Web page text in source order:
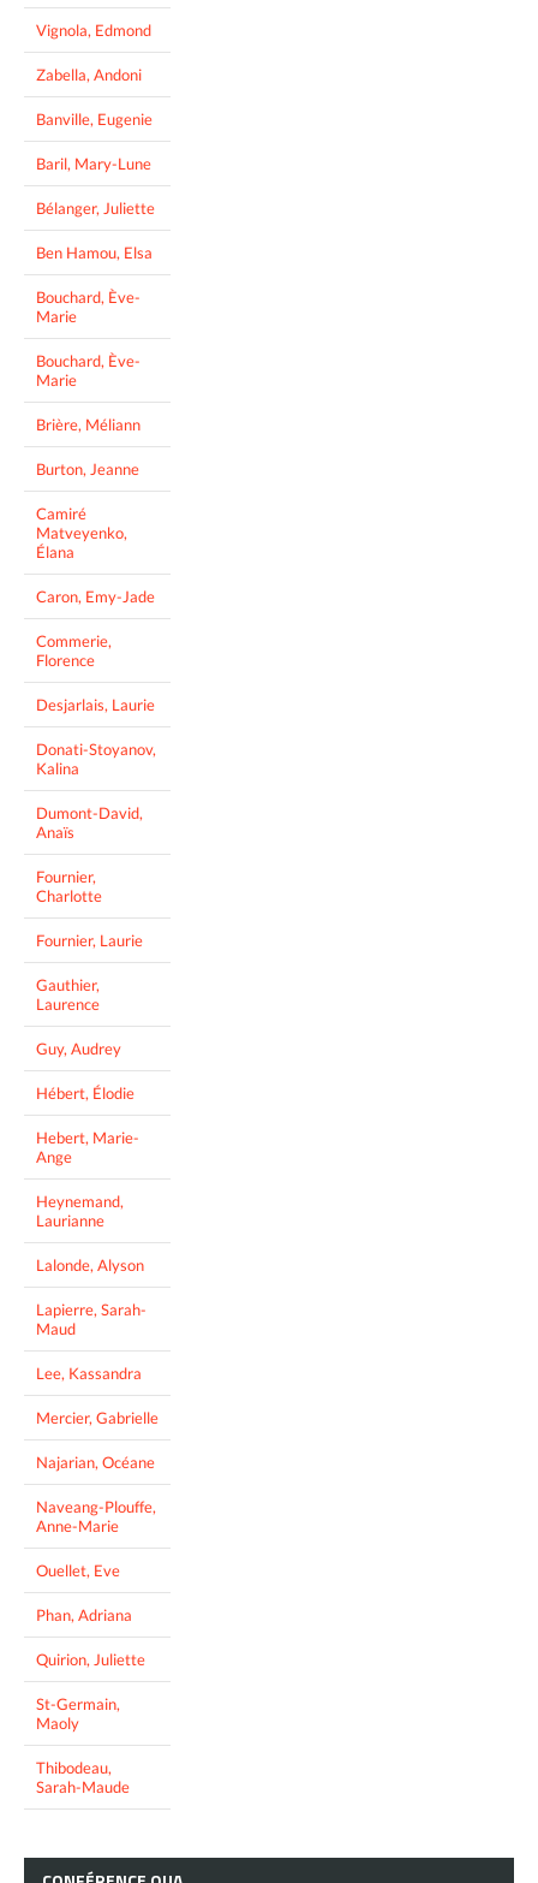
Vignola, Edmond
Zabella, Andoni
Banville, Eugenie
Baril, Mary-Lune
Bélanger, Juliette
Ben Hamou, Elsa
Bouchard, Ève-
Marie
Bouchard, Ève-
Marie
Brière, Méliann
Burton, Jeanne
Camiré
Matveyenko,
Élana
Caron, Emy-Jade
Commerie,
Florence
Desjarlais, Laurie
Donati-Stoyanov,
Kalina
Dumont-David,
Anaïs
Fournier,
Charlotte
Fournier, Laurie
Gauthier,
Laurence
Guy, Audrey
Hébert, Élodie
Hebert, Marie-
Ange
Heynemand,
Laurianne
Lalonde, Alyson
Lapierre, Sarah-
Maud
Lee, Kassandra
Mercier, Gabrielle
Najarian, Océane
Naveang-Plouffe,
Anne-Marie
Ouellet, Eve
Phan, Adriana
Quirion, Juliette
St-Germain,
Maoly
Thibodeau,
Sarah-Maude